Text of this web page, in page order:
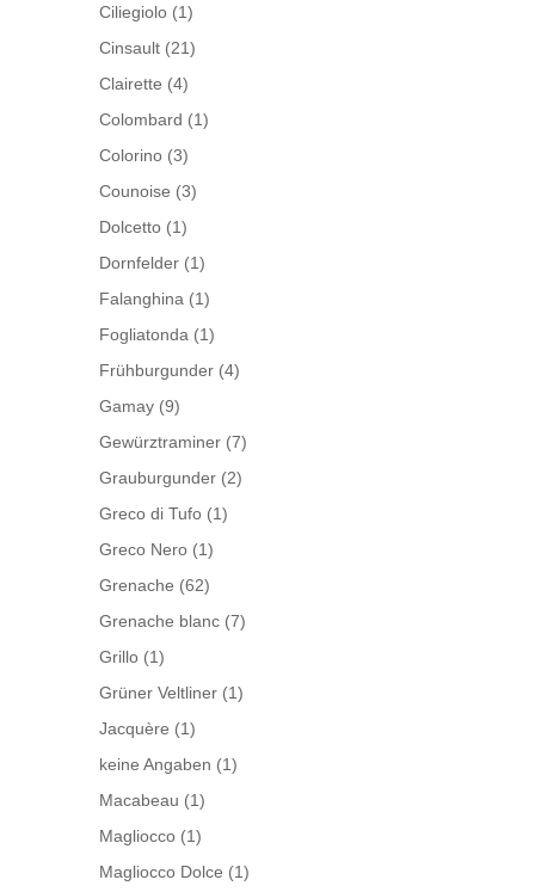
Ciliegiolo (1)
Cinsault (21)
Clairette (4)
Colombard (1)
Colorino (3)
Counoise (3)
Dolcetto (1)
Dornfelder (1)
Falanghina (1)
Fogliatonda (1)
Frühburgunder (4)
Gamay (9)
Gewürztraminer (7)
Grauburgunder (2)
Greco di Tufo (1)
Greco Nero (1)
Grenache (62)
Grenache blanc (7)
Grillo (1)
Grüner Veltliner (1)
Jacquère (1)
keine Angaben (1)
Macabeau (1)
Magliocco (1)
Magliocco Dolce (1)